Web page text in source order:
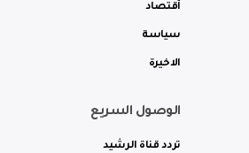
أقتصاد
سياسة
الاخيرة
الوصول السريع
تردد قناة الرشيد